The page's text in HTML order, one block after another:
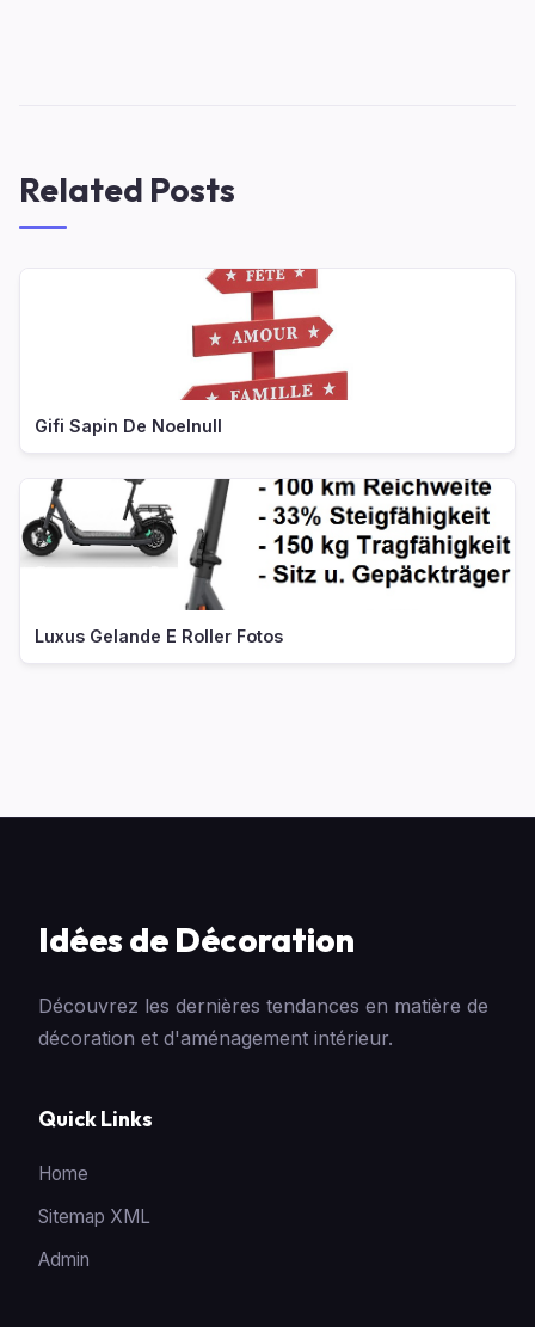
Related Posts
Gifi Sapin De Noelnull
Luxus Gelande E Roller Fotos
Idées de Décoration
Découvrez les dernières tendances en matière de
décoration et d'aménagement intérieur.
Quick Links
Home
Sitemap XML
Admin